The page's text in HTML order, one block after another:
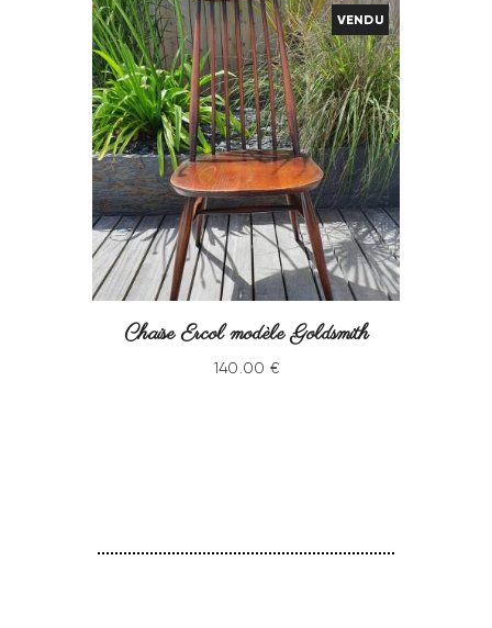
VENDU
Chaise Ercol modèle Goldsmith
140.00 €